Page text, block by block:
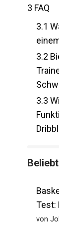
aus?
FAQ
3.1
3.2
3.3
Test: